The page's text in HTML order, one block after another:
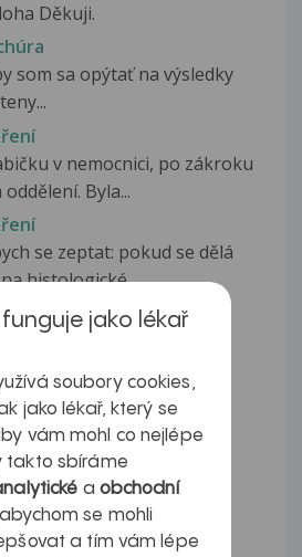
Děkuji.
som sa opýtať na výsledky
v nemocnici, po zákroku
Byla...
se zeptat: pokud se dělá
histologické...
jsem byl na odstranění
ve...
nedávno jsem
dělohy a tkáň byla...
pihy
jak přesně probíhá
vyoperovaného...
jako lékař
soubory cookies,
jako lékař, který se
vám mohl co nejlépe
takto sbíráme
a obchodní
se mohli
a tím vám lépe